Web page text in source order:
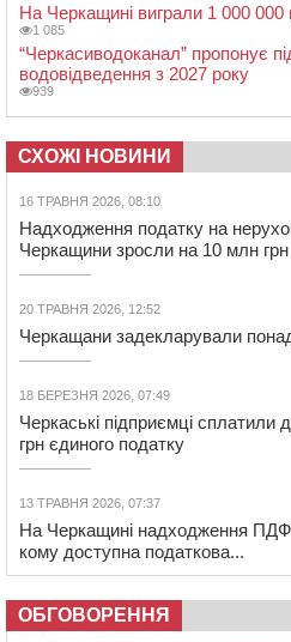
На Черкащині виграли 1 000 000
1 085
“Черкасиводоканал” пропонує
водовідведення з 2027 року
939
СХОЖІ НОВИНИ
16 ТРАВНЯ 2026, 08:10
Надходження податку на
Черкащини зросли на 10 млн грн
20 ТРАВНЯ 2026, 12:52
Черкащани задекларували
18 БЕРЕЗНЯ 2026, 07:49
Черкаські підприємці
грн єдиного податку
13 ТРАВНЯ 2026, 07:37
На Черкащині надходження
кому доступна податкова...
ОБГОВОРЕННЯ